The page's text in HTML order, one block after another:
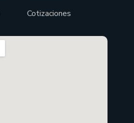
Cotizaciones